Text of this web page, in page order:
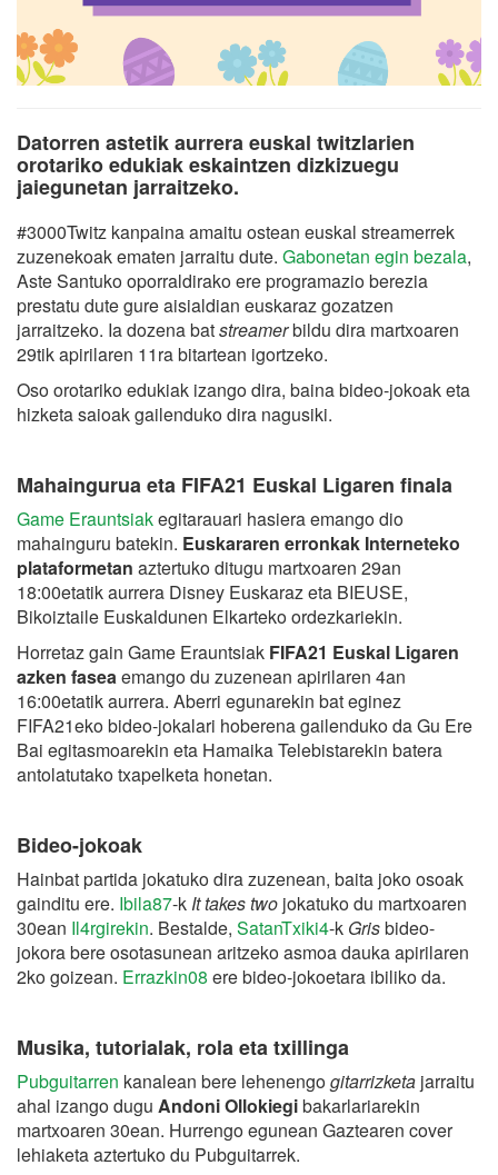
Datorren astetik aurrera euskal twitzlarien
orotariko edukiak eskaintzen dizkizuegu
jaiegunetan jarraitzeko.
#3000Twitz kanpaina amaitu ostean euskal streamerrek
zuzenekoak ematen jarraitu dute. Gabonetan egin bezala,
Aste Santuko oporraldirako ere programazio berezia
prestatu dute gure aisialdian euskaraz gozatzen
jarraitzeko. Ia dozena batstreamerbildu dira martxoaren
29tik apirilaren 11ra bitartean igortzeko.
Oso orotariko edukiak izango dira, baina bideo-jokoak eta
hizketa saioak gailenduko dira nagusiki.
Mahaingurua eta FIFA21 Euskal Ligaren finala
Game Erauntsiakegitarauari hasiera emango dio
mahainguru batekin. Euskararen erronkak Interneteko
plataformetan aztertuko ditugu martxoaren 29an
18:00etatik aurrera Disney Euskaraz eta BIEUSE,
Bikoiztaile Euskaldunen Elkarteko ordezkariekin.
Horretaz gain Game Erauntsiak FIFA21 Euskal Ligaren
azken faseaemango du zuzenean apirilaren 4an
16:00etatik aurrera. Aberri egunarekin bat eginez
FIFA21eko bideo-jokalari hoberena gailenduko da Gu Ere
Bai egitasmoarekin eta Hamaika Telebistarekin batera
antolatutako txapelketa honetan.
Bideo-jokoak
Hainbat partida jokatuko dira zuzenean, baita joko osoak
gainditu ere. Ibila87-k It takes two jokatuko du martxoaren
30ean Il4rgirekin. Bestalde, SatanTxiki4-k Grisbideo-
jokora bere osotasunean aritzeko asmoa dauka apirilaren
2ko goizean. Errazkin08 ere bideo-jokoetara ibiliko da.
Musika, tutorialak, rola eta txillinga
Pubguitarren kanalean bere lehenengogitarrizketa jarraitu
ahal izango dugu Andoni Ollokiegibakarlariarekin
martxoaren 30ean. Hurrengo egunean Gaztearen cover
lehiaketa aztertuko du Pubguitarrek.